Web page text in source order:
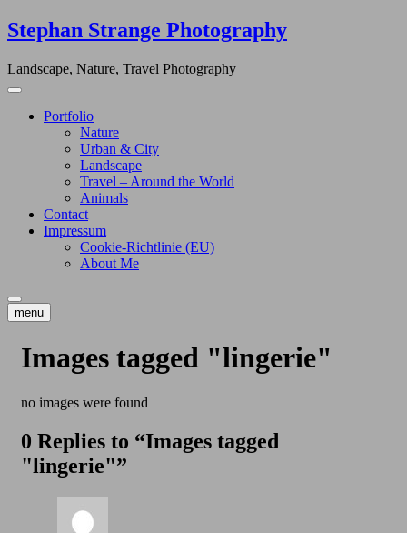
Skip
to
Stephan Strange Photography
Landscape, Nature, Travel Photography
Portfolio
Nature
Urban & City
Landscape
Travel – Around the World
Animals
Contact
Impressum
Cookie-Richtlinie (EU)
About Me
menu
Images tagged "lingerie"
no images were found
0 Replies to “Images tagged
"lingerie"”